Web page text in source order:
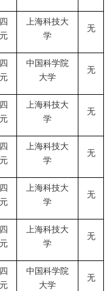
上海科技大
学
无
中国科学院
大学
无
上海科技大
学
无
上海科技大
学
无
上海科技大
学
无
上海科技大
学
无
中国科学院
大学
无